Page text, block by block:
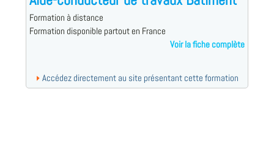
Formation à distance
Formation disponible partout en France
Voir la fiche complète
Accédez directement au site présentant cette formation